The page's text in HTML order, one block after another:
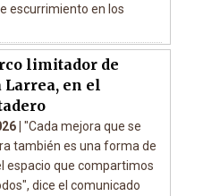
escurrimiento en los
limitador de
en el
| "Cada mejora que se
también es una forma de
espacio que compartimos
dice el comunicado